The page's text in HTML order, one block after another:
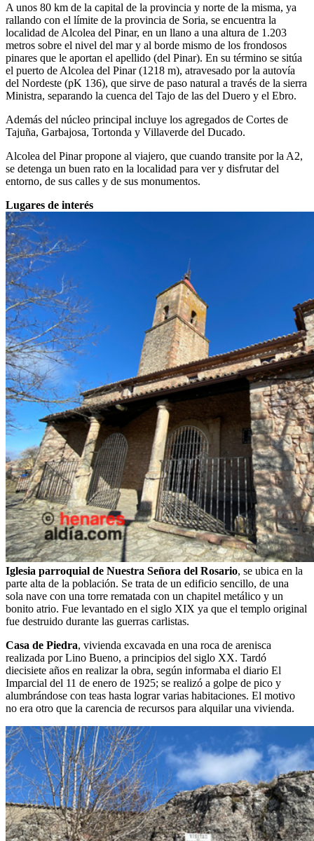
A unos 80 km de la capital de la provincia y norte de la misma, ya
rallando con el límite de la provincia de Soria, se encuentra la
localidad de Alcolea del Pinar, en un llano a una altura de 1.203
metros sobre el nivel del mar y al borde mismo de los frondosos
pinares que le aportan el apellido (del Pinar). En su término se sitúa
el puerto de Alcolea del Pinar (1218 m), atravesado por la autovía
del Nordeste (pK 136), que sirve de paso natural a través de la sierra
Ministra, separando la cuenca del Tajo de las del Duero y el Ebro.
Además del núcleo principal incluye los agregados de Cortes de
Tajuña, Garbajosa, Tortonda y Villaverde del Ducado.
Alcolea del Pinar propone al viajero, que cuando transite por la A2,
se detenga un buen rato en la localidad para ver y disfrutar del
entorno, de sus calles y de sus monumentos.
Lugares de interés
Iglesia parroquial de Nuestra Señora del Rosario, se ubica en la
parte alta de la población. Se trata de un edificio sencillo, de una
sola nave con una torre rematada con un chapitel metálico y un
bonito atrio. Fue levantado en el siglo XIX ya que el templo original
fue destruido durante las guerras carlistas.
Casa de Piedra, vivienda excavada en una roca de arenisca
realizada por Lino Bueno, a principios del siglo XX. Tardó
diecisiete años en realizar la obra, según informaba el diario El
Imparcial del 11 de enero de 1925; se realizó a golpe de pico y
alumbrándose con teas hasta lograr varias habitaciones. El motivo
no era otro que la carencia de recursos para alquilar una vivienda.